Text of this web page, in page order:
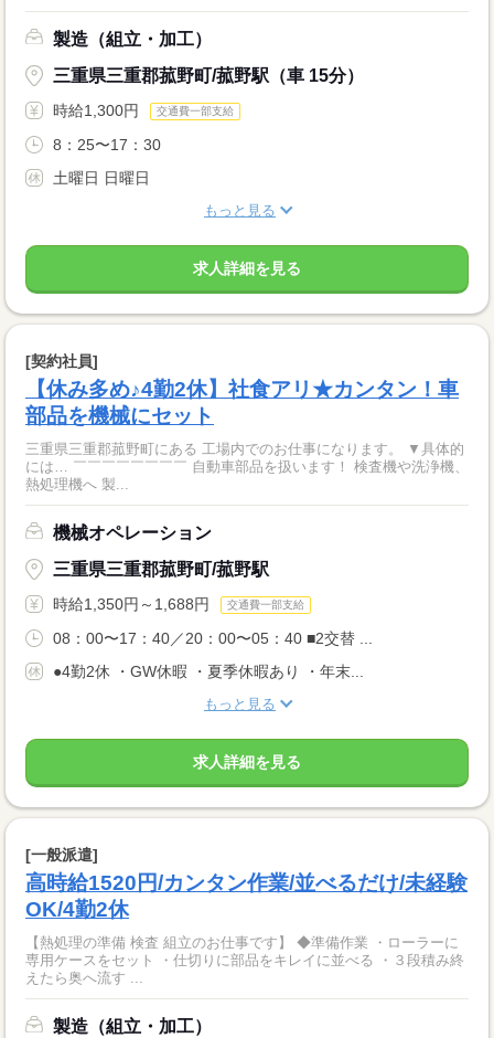
製造（組立・加工）
三重県三重郡菰野町/菰野駅（車 15分）
時給1,300円 交通費一部支給
8：25〜17：30
土曜日 日曜日
もっと見る
求人詳細を見る
[契約社員]
【休み多め♪4勤2休】社食アリ★カンタン！車
部品を機械にセット
三重県三重郡菰野町にある 工場内でのお仕事になります。 ▼具体的
には… ￣￣￣￣￣￣￣￣ 自動車部品を扱います！ 検査機や洗浄機、
熱処理機へ 製...
機械オペレーション
三重県三重郡菰野町/菰野駅
時給1,350円～1,688円 交通費一部支給
08：00〜17：40／20：00〜05：40 ■2交替 ...
●4勤2休 ・GW休暇 ・夏季休暇あり ・年末...
もっと見る
求人詳細を見る
[一般派遣]
高時給1520円/カンタン作業/並べるだけ/未経験
OK/4勤2休
【熱処理の準備 検査 組立のお仕事です】 ◆準備作業 ・ローラーに
専用ケースをセット ・仕切りに部品をキレイに並べる ・３段積み終
えたら奥へ流す ...
製造（組立・加工）